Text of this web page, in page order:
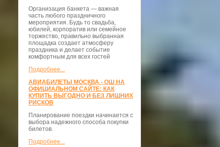
Организация банкета — важная
часть любого праздничного
мероприятия. Будь то свадьба,
юбилей, корпоратив или семейное
торжество, правильно выбранная
площадка создает атмосферу
праздника и делает событие
комфортным для всех гостей
Подробнее...
АВИАБИЛЕТЫ МОСКВА - ОШ НА
ОФИЦИАЛЬНОМ САЙТЕ: КАК
КУПИТЬ ВЫГОДНО И БЕЗ ЛИШНИХ
РИСКОВ
Планирование поездки начинается с
выбора надежного способа покупки
билетов.
Подробнее...